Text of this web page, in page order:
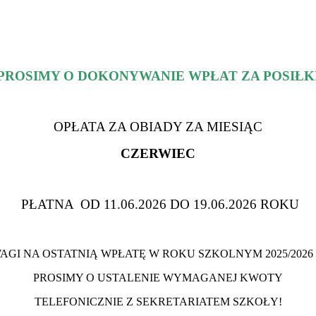
O DOKONYWANIE WPŁAT ZA
OPŁATA ZA OBIADY ZA MIESIĄC
CZERWIEC
PŁATNA OD 11.06.2026 DO 19.06.2026 ROKU
NA OSTATNIĄ WPŁATĘ W ROKU SZKOLNYM 2025/
PROSIMY O USTALENIE WYMAGANEJ KWOTY
TELEFONICZNIE Z SEKRETARIATEM SZKOŁY!